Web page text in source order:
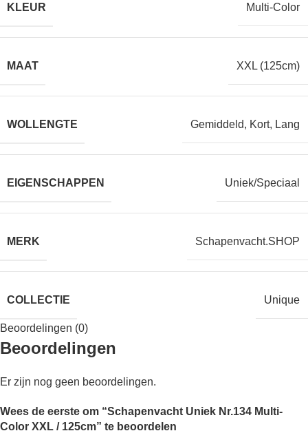
KLEUR Multi-Color
MAAT XXL (125cm)
WOLLENGTE Gemiddeld, Kort, Lang
EIGENSCHAPPEN Uniek/Speciaal
MERK Schapenvacht.SHOP
COLLECTIE Unique
Beoordelingen (0)
Beoordelingen
Er zijn nog geen beoordelingen.
Wees de eerste om “Schapenvacht Uniek Nr.134 Multi-
Color XXL / 125cm” te beoordelen